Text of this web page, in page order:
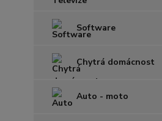
Software
Chytrá domácnost
Auto - moto